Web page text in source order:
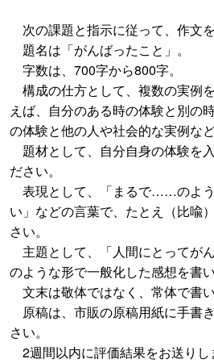
次の課題と指示に従って、作文
題名は「がんばったこと」。
字数は、700字から800字。
構成の仕方として、複数の実例
えば、自分のある時の体験と別の
の体験と他の人や社会的な実例など
題材として、自分自身の体験を
ださい。
表現として、「まるで……のよ
い」などの言葉で、たとえ（比喩
さい。
主題として、「人間にとってが
のような形で一般化した感想を書い
文末は敬体ではなく、常体で書い
原稿は、市販の原稿用紙に手書
さい。
2週間以内に評価結果をお送りし